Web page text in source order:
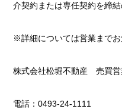
介契約または専任契約を締
※詳細については営業まで
株式会社松堀不動産 売買営
電話：0493-24-1111